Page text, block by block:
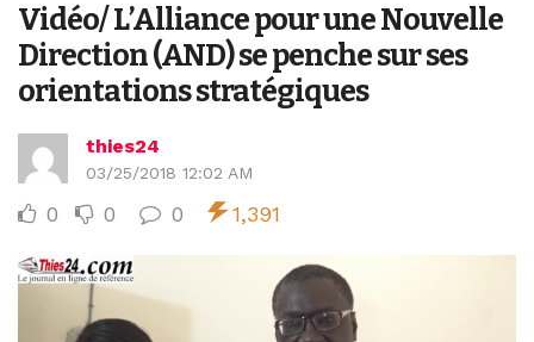
Vidéo/ L’Alliance pour une Nouvelle
Direction (AND) se penche sur ses
orientations stratégiques
thies24
03/25/2018 12:02 AM
0 0 0 1,391